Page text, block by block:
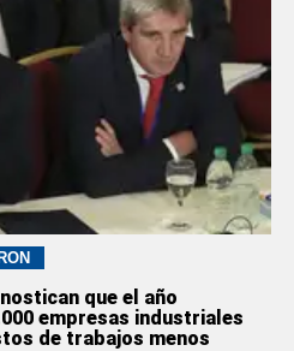
que el año
empresas industriales
de trabajos menos